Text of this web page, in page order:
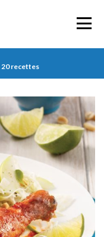
20 recettes